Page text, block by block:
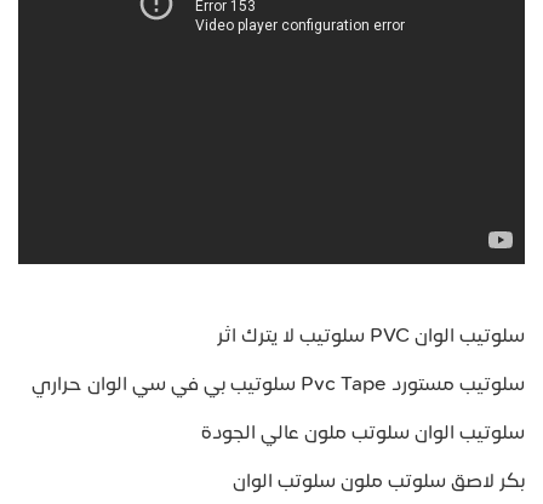
سلوتيب الوان PVC سلوتيب لا يترك اثر
سلوتيب مستورد Pvc Tape سلوتيب بي في سي الوان حراري
سلوتيب الوان سلوتب ملون عالي الجودة
بكر لاصق سلوتب ملون سلوتب الوان